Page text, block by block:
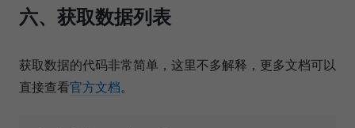
六、获取数据列表
获取数据的代码非常简单，这里不多解释，更多文档可以
直接查看官方文档。